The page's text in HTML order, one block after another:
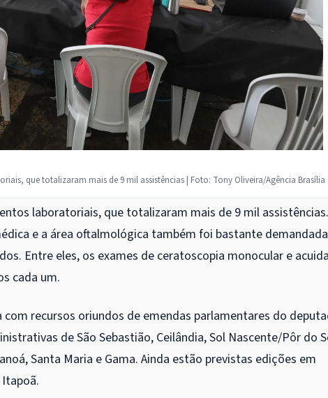
que totalizaram mais de 9 mil assistências | Foto: Tony Oliveira/Agência Brasília
laboratoriais, que totalizaram mais de 9 mil assistências.
e a área oftalmológica também foi bastante demandada
Entre eles, os exames de ceratoscopia monocular e
cada um.
recursos oriundos de emendas parlamentares do
de São Sebastião, Ceilândia, Sol Nascente/Pôr do
Santa Maria e Gama. Ainda estão previstas edições em